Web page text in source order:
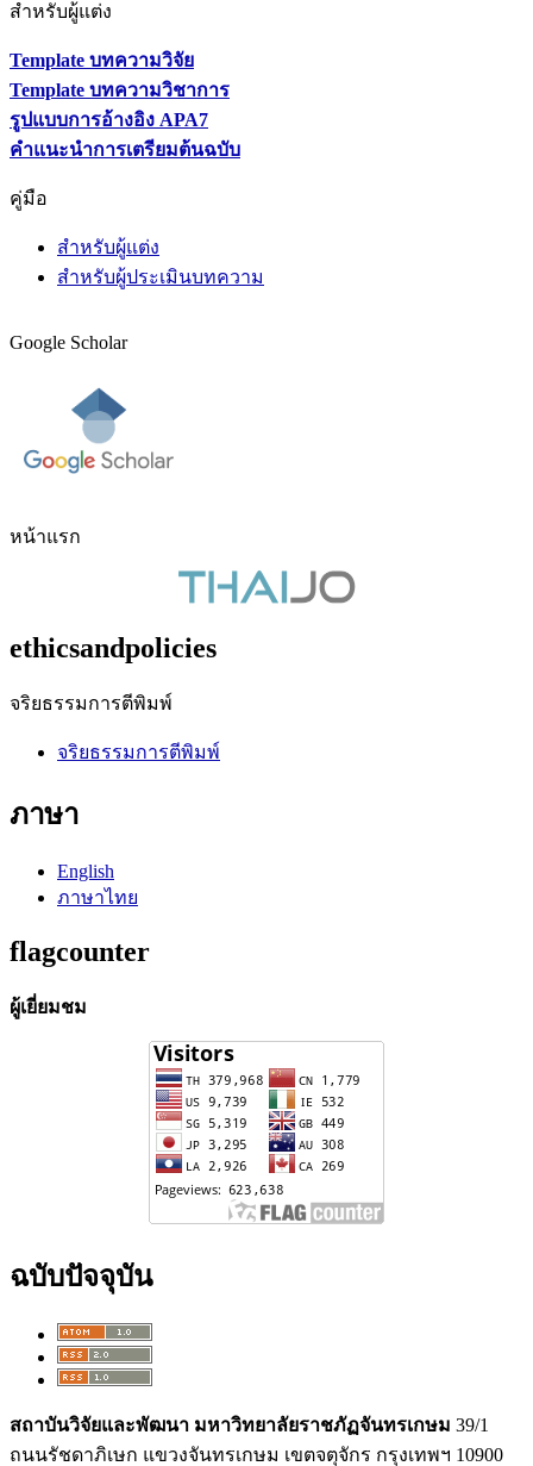
สำหรับผู้แต่ง
Template บทความวิจัย
Template บทความวิชาการ
รูปแบบการอ้างอิง APA7
คำแนะนำการเตรียมต้นฉบับ
คู่มือ
สำหรับผู้แต่ง
สำหรับผู้ประเมินบทความ
Google Scholar
หน้าแรก
ethicsandpolicies
จริยธรรมการตีพิมพ์
จริยธรรมการตีพิมพ์
ภาษา
English
ภาษาไทย
flagcounter
ผู้เยี่ยมชม
ฉบับปัจจุบัน
สถาบันวิจัยและพัฒนา มหาวิทยาลัยราชภัฏจันทรเกษม 39/1
ถนนรัชดาภิเษก แขวงจันทรเกษม เขตจตุจักร กรุงเทพฯ 10900